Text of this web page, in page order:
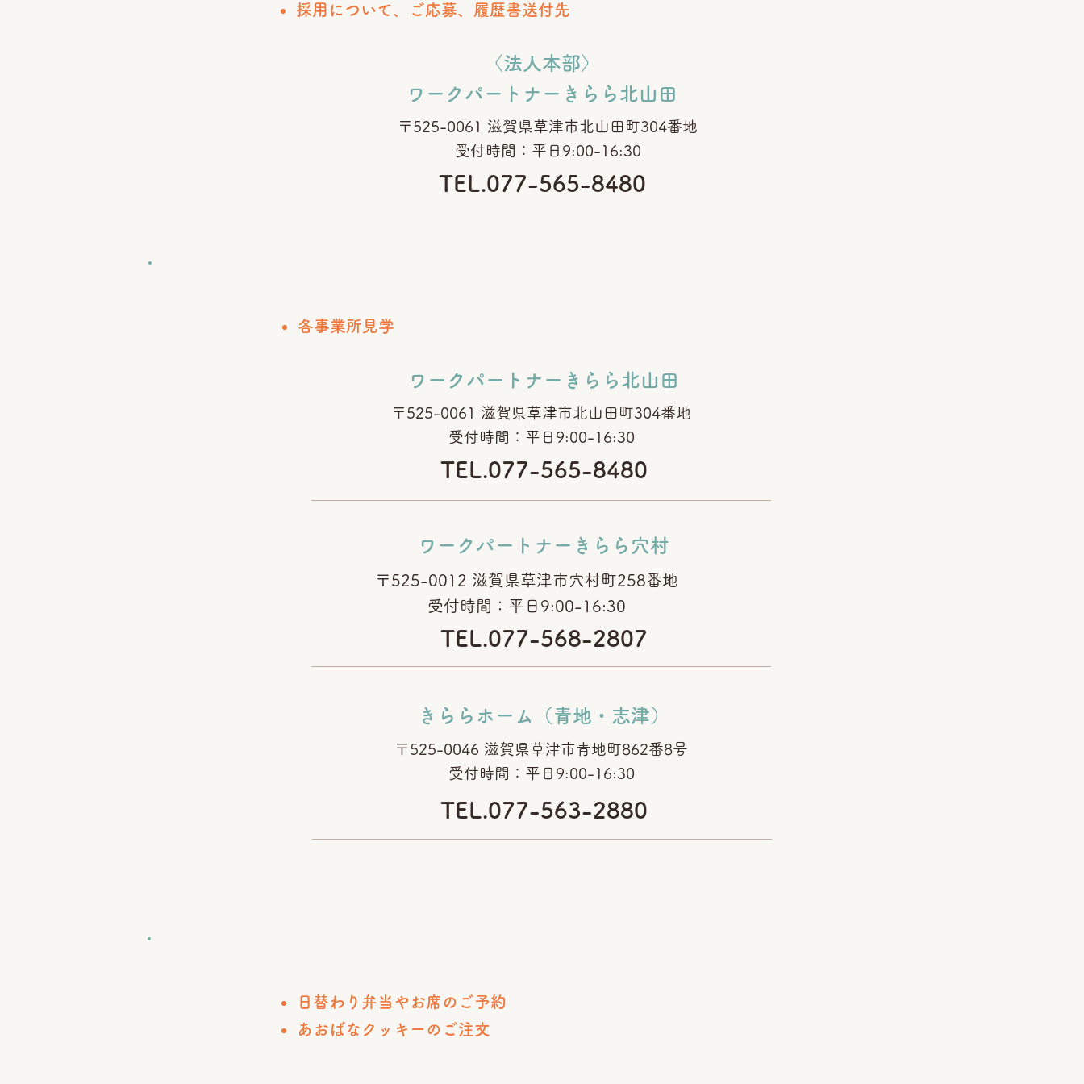
採用について、ご応募、履歴書送付先
〈法人本部〉​
ワークパートナーきらら北山田
〒525-0061 滋賀県草津市北山田町304番地
​受付時間：平日9:00-16:30
TEL.077-565-8480
​各事業所見学
ワークパートナーきらら北山田
〒525-0061 滋賀県草津市北山田町304番地
​受付時間：平日9:00-16:30
TEL.077-565-8480
ワークパートナーきらら穴村
〒525-0012 滋賀県草津市穴村町258番地
​受付時間：平日9:00-16:30
TEL.077-568-2807
きららホーム（青地・志津）
〒525-0046 滋賀県草津市青地町862番8号
​受付時間：平日9:00-16:30
TEL.077-563-2880
​日替わり弁当やお席のご予約
​あおばなクッキーのご注文